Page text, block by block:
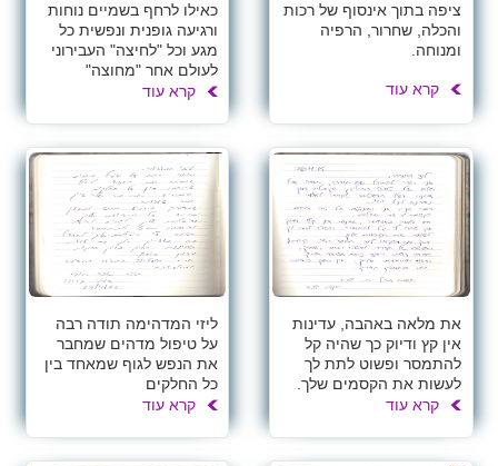
ציפה בתוך אינסוף של רכות
והכלה, שחרור, הרפיה
ומנוחה.
קרא עוד
כאילו לרחף בשמיים נוחות
ורגיעה גופנית ונפשית כל
מגע וכל "לחיצה" העבירוני
לעולם אחר "מחוצה"
קרא עוד
את מלאה באהבה, עדינות
אין קץ ודיוק כך שהיה קל
להתמסר ופשוט לתת לך
לעשות את הקסמים שלך.
קרא עוד
ליזי המדהימה תודה רבה
על טיפול מדהים שמחבר
את הנפש לגוף שמאחד בין
כל החלקים
קרא עוד